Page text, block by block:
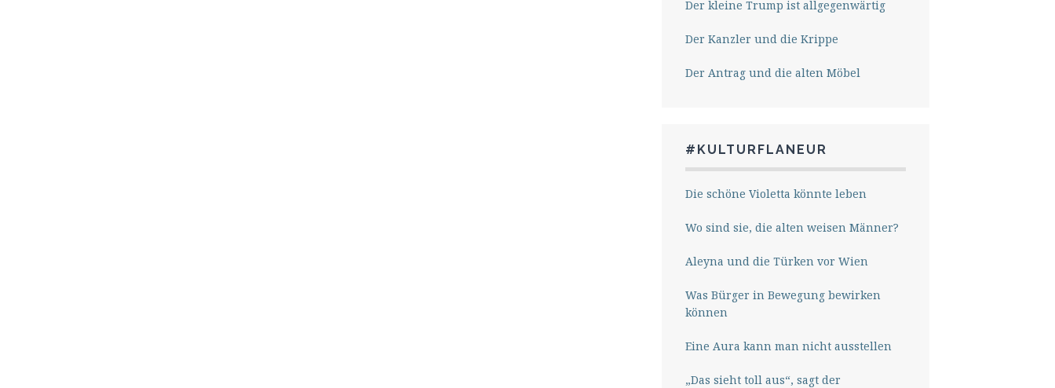
Der kleine Trump ist allgegenwärtig
Der Kanzler und die Krippe
Der Antrag und die alten Möbel
#KULTURFLANEUR
Die schöne Violetta könnte leben
Wo sind sie, die alten weisen Männer?
Aleyna und die Türken vor Wien
Was Bürger in Bewegung bewirken
können
Eine Aura kann man nicht ausstellen
„Das sieht toll aus“, sagt der